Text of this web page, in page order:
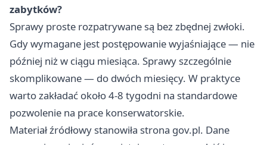
zabytków?
Sprawy proste rozpatrywane są bez zbędnej zwłoki.
Gdy wymagane jest postępowanie wyjaśniające — nie
później niż w ciągu miesiąca. Sprawy szczególnie
skomplikowane — do dwóch miesięcy. W praktyce
warto zakładać około 4-8 tygodni na standardowe
pozwolenie na prace konserwatorskie.
Materiał źródłowy stanowiła strona gov.pl. Dane